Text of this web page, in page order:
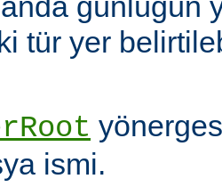
tür yer
ismi.